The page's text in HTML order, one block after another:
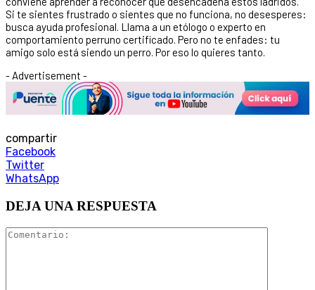
Si te sientes frustrado o sientes que no funciona, no desesperes:
busca ayuda profesional. Llama a un etólogo o experto en
comportamiento perruno certificado. Pero no te enfades: tu
amigo solo está siendo un perro. Por eso lo quieres tanto.
- Advertisement -
compartir
Facebook
Twitter
WhatsApp
DEJA UNA RESPUESTA